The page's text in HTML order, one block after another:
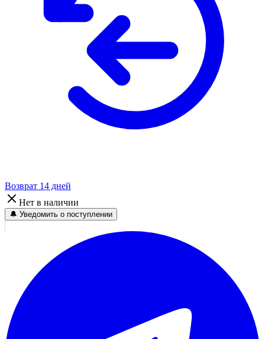
Возврат 14 дней
Нет в наличии
🔔 Уведомить о поступлении